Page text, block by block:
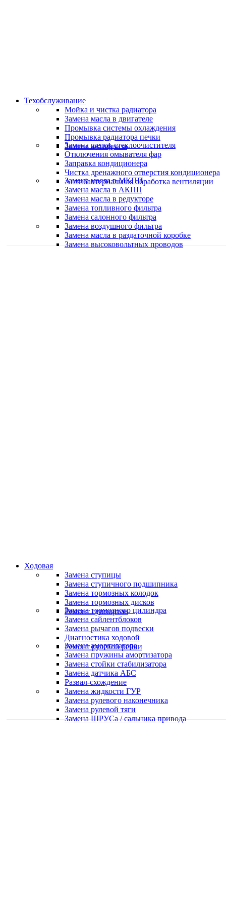
Техобслуживание
Мойка и чистка радиатора
Замена масла в двигателе
Промывка системы охлаждения
Промывка радиатора печки
Замена антифриза
Замена щеток стеклоочистителя
Отключения омывателя фар
Заправка кондиционера
Чистка дренажного отверстия кондиционера
Антибактериальная обработка вентиляции
Замена масла в МКПП
Замена масла в АКПП
Замена масла в редукторе
Замена топливного фильтра
Замена салонного фильтра
Замена воздушного фильтра
Замена масла в раздаточной коробке
Замена высоковольтных проводов
Ходовая
Замена ступицы
Замена ступичного подшипника
Замена тормозных колодок
Замена тормозных дисков
Ремонт суппортов
Замена тормозного цилиндра
Замена сайлентблоков
Замена рычагов подвески
Диагностика ходовой
Ремонт рулевой рейки
Замена амортизатора
Замена пружины амортизатора
Замена стойки стабилизатора
Замена датчика АБС
Развал-схождение
Замена жидкости ГУР
Замена рулевого наконечника
Замена рулевой тяги
Замена ШРУСа / сальника привода